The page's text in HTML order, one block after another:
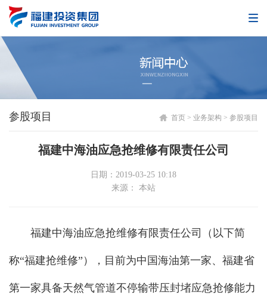
参股项目 首页 > 业务架构 > 参股项目
福建中海油应急抢维修有限责任公司
日期：2019-03-25 10:18
来源： 本站
福建中海油应急抢维修有限责任公司（以下简
称“福建抢维修”），目前为中国海油第一家、福建省
第一家具备天然气管道不停输带压封堵应急抢修能力